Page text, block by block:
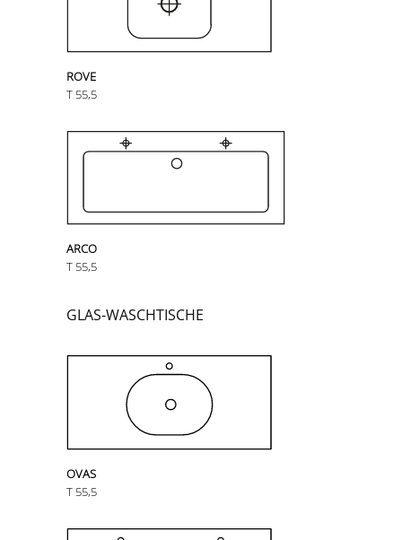
ROVE
T 55,5
ARCO
T 55,5
GLAS-WASCHTISCHE
OVAS
T 55,5